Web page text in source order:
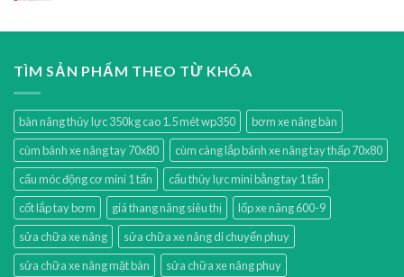
TÌM SẢN PHẨM THEO TỪ KHÓA
bàn nâng thủy lực 350kg cao 1.5 mét wp350
bơm xe nâng bàn
cùm bánh xe nâng tay 70x80
cùm càng lắp bánh xe nâng tay thấp 70x80
cẩu móc động cơ mini 1 tấn
cẩu thủy lực mini bằng tay 1 tấn
cốt lắp tay bơm
giá thang nâng siêu thị
lốp xe nâng 600-9
sửa chữa xe nâng
sửa chữa xe nâng di chuyển phuy
sửa chữa xe nâng mặt bàn
sửa chữa xe nâng phuy